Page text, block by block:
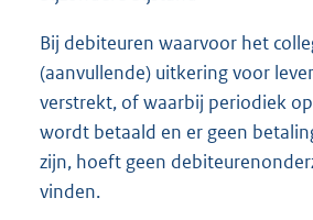
Bij debiteuren waarvoor het
(aanvullende) uitkering voor
verstrekt, of waarbij periodiek
wordt betaald en er geen
zijn, hoeft geen
vinden.